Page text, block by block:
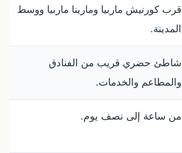
قرب كورنيش ماربيا ومارينا ماربيا ووسط
المدينة.
شاطئ حضري قريب من الفنادق
والمطاعم والخدمات.
من ساعة إلى نصف يوم.